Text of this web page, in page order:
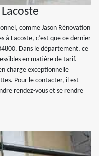
comme Jason Rénovation
à Lacoste, c’est que ce dernier
Dans le département, ce
en matière de tarif.
charge exceptionnelle
Pour le contacter, il est
rendez-vous et se rendre